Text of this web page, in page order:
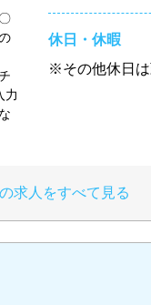
休日・休暇
※その他休日
求人をすべて見る